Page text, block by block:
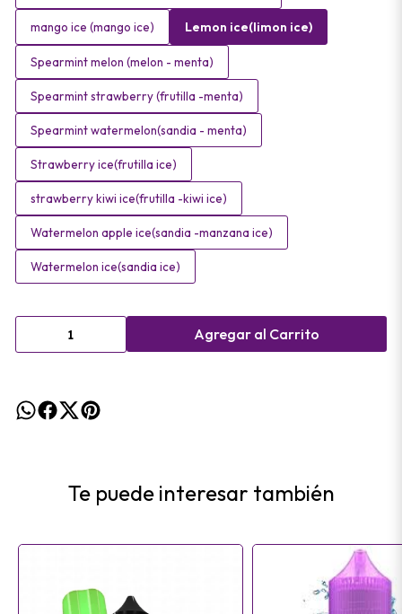
mango ice (mango ice) Lemon ice(limon ice)
Spearmint melon (melon - menta)
Spearmint strawberry (frutilla -menta)
Spearmint watermelon(sandia - menta)
Strawberry ice(frutilla ice)
strawberry kiwi ice(frutilla -kiwi ice)
Watermelon apple ice(sandia -manzana ice)
Watermelon ice(sandia ice)
Agregar al Carrito
Te puede interesar también